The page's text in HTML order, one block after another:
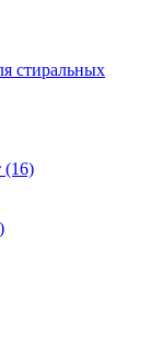
стиральных
(16)